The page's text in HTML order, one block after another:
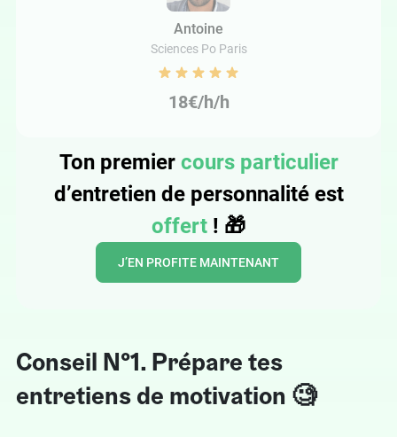
Antoine
Sciences Po Paris
18€/h/h
Ton premier cours particulier
d’entretien de personnalité est
offert ! 🎁
J’EN PROFITE MAINTENANT
Conseil N°1. Prépare tes
entretiens de motivation 🧐